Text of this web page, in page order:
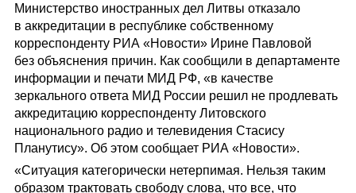
Министерство иностранных дел Литвы отказало
в аккредитации в республике собственному
корреспонденту РИА «Новости» Ирине Павловой
без объяснения причин. Как сообщили в департаменте
информации и печати МИД РФ, «в качестве
зеркального ответа МИД России решил не продлевать
аккредитацию корреспонденту Литовского
национального радио и телевидения Стасису
Планутису». Об этом сообщает РИА «Новости».
«Ситуация категорически нетерпимая. Нельзя таким
образом трактовать свободу слова, что все, что